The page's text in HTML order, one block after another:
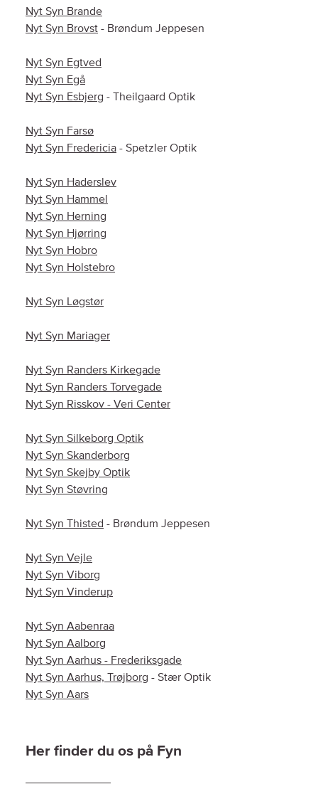
Nyt Syn Brande
Nyt Syn Brovst - Brøndum Jeppesen
Nyt Syn Egtved
Nyt Syn Egå
Nyt Syn Esbjerg - Theilgaard Optik
Nyt Syn Farsø
Nyt Syn Fredericia - Spetzler Optik
Nyt Syn Haderslev
Nyt Syn Hammel
Nyt Syn Herning
Nyt Syn Hjørring
Nyt Syn Hobro
Nyt Syn Holstebro
Nyt Syn Løgstør
Nyt Syn Mariager
Nyt Syn Randers Kirkegade
Nyt Syn Randers Torvegade
Nyt Syn Risskov - Veri Center
Nyt Syn Silkeborg Optik
Nyt Syn Skanderborg
Nyt Syn Skejby Optik
Nyt Syn Støvring
Nyt Syn Thisted - Brøndum Jeppesen
Nyt Syn Vejle
Nyt Syn Viborg
Nyt Syn Vinderup
Nyt Syn Aabenraa
Nyt Syn Aalborg
Nyt Syn Aarhus - Frederiksgade
Nyt Syn Aarhus, Trøjborg - Stær Optik
Nyt Syn Aars
Her finder du os på Fyn